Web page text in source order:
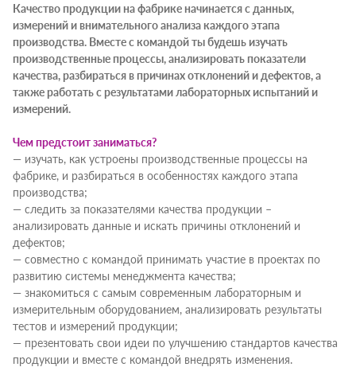
Качество продукции на фабрике начинается с данных,
измерений и внимательного анализа каждого этапа
производства. Вместе с командой ты будешь изучать
производственные процессы, анализировать показатели
качества, разбираться в причинах отклонений и дефектов, а
также работать с результатами лабораторных испытаний и
измерений.
Чем предстоит заниматься?
— изучать, как устроены производственные процессы на
фабрике, и разбираться в особенностях каждого этапа
производства;
— следить за показателями качества продукции –
анализировать данные и искать причины отклонений и
дефектов;
— совместно с командой принимать участие в проектах по
развитию системы менеджмента качества;
— знакомиться с самым современным лабораторным и
измерительным оборудованием, анализировать результаты
тестов и измерений продукции;
— презентовать свои идеи по улучшению стандартов качества
продукции и вместе с командой внедрять изменения.